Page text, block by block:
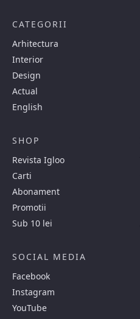
CATEGORII
Arhitectura
Interior
Design
Actual
English
SHOP
Revista Igloo
Carti
Abonament
Promotii
Sub 10 lei
SOCIAL MEDIA
Facebook
Instagram
YouTube